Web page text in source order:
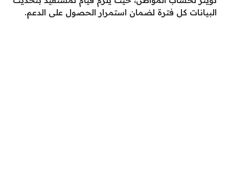
البيانات كل فترة لضمان استمرار الحصول على الدعم.